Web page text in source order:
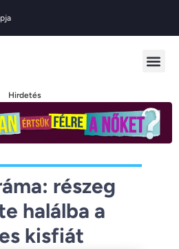
Hirdetés
részeg
halálba a
kisfiát